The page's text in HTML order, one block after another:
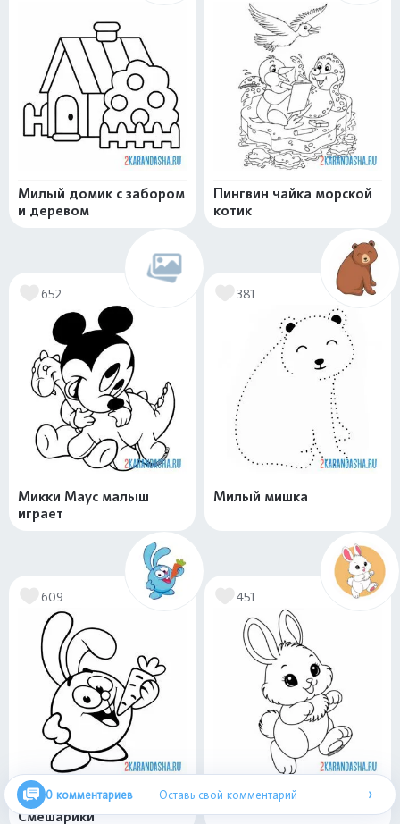
Милый домик с забором
и деревом
Пингвин чайка морской
котик
652
Микки Маус малыш
играет
381
Милый мишка
609
Крош с морковкой |
Смешарики
451
Супер-милый зайчишка
0 комментариев Оставь свой комментарий ›